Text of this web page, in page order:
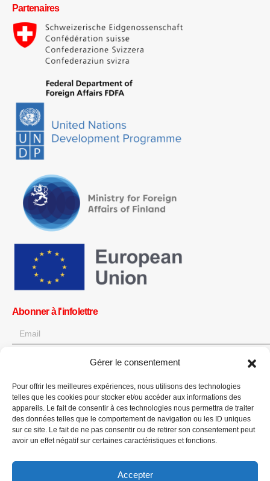
Gérer le consentement
Pour offrir les meilleures expériences, nous utilisons des technologies
telles que les cookies pour stocker et/ou accéder aux informations des
appareils. Le fait de consentir à ces technologies nous permettra de traiter
des données telles que le comportement de navigation ou les ID uniques
sur ce site. Le fait de ne pas consentir ou de retirer son consentement peut
avoir un effet négatif sur certaines caractéristiques et fonctions.
Accepter
Partenaires
Abonner à l'infolettre
Obtenez toutes les dernières informations sur les actualités, les
événements et les mises à jour. Inscrivez-vous à l'infolettre.
Faites un don